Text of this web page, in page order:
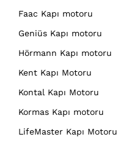
Faac Kapı motoru
Geniüs Kapı motoru
Hörmann Kapı motoru
Kent Kapı Motoru
Kontal Kapı Motoru
Kormas Kapı motoru
LifeMaster Kapı Motoru